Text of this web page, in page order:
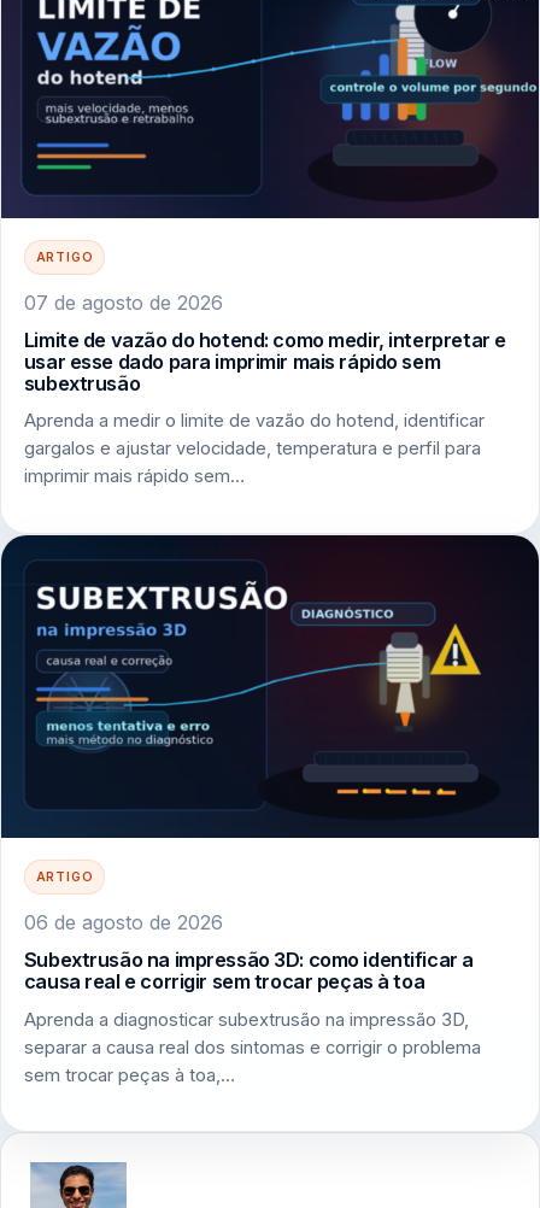
ARTIGO
07 de agosto de 2026
Limite de vazão do hotend: como medir, interpretar e
usar esse dado para imprimir mais rápido sem
subextrusão
Aprenda a medir o limite de vazão do hotend, identificar
gargalos e ajustar velocidade, temperatura e perfil para
imprimir mais rápido sem…
ARTIGO
06 de agosto de 2026
Subextrusão na impressão 3D: como identificar a
causa real e corrigir sem trocar peças à toa
Aprenda a diagnosticar subextrusão na impressão 3D,
separar a causa real dos sintomas e corrigir o problema
sem trocar peças à toa,…